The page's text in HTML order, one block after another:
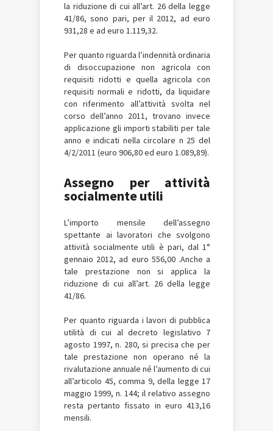
la riduzione di cui all’art. 26 della legge
41/86, sono pari, per il 2012, ad euro
931,28 e ad euro 1.119,32.
Per quanto riguarda l’indennità ordinaria
di disoccupazione non agricola con
requisiti ridotti e quella agricola con
requisiti normali e ridotti, da liquidare
con riferimento all’attività svolta nel
corso dell’anno 2011, trovano invece
applicazione gli importi stabiliti per tale
anno e indicati nella circolare n 25 del
4/2/2011 (euro 906,80 ed euro 1.089,89).
Assegno per attività
socialmente utili
L’importo mensile dell’assegno
spettante ai lavoratori che svolgono
attività socialmente utili è pari, dal 1°
gennaio 2012, ad euro 556,00 .Anche a
tale prestazione non si applica la
riduzione di cui all’art. 26 della legge
41/86.
Per quanto riguarda i lavori di pubblica
utilità di cui al decreto legislativo 7
agosto 1997, n. 280, si precisa che per
tale prestazione non operano né la
rivalutazione annuale né l’aumento di cui
all’articolo 45, comma 9, della legge 17
maggio 1999, n. 144; il relativo assegno
resta pertanto fissato in euro 413,16
mensili.